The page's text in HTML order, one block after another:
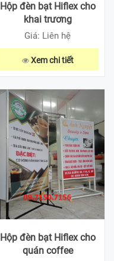
Hộp đèn bạt Hiflex cho
khai trương
Giá: Liên hệ
Xem chi tiết
Hộp đèn bạt Hiflex cho
quán coffee